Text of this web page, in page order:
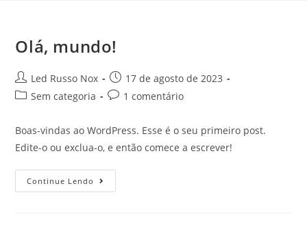
Olá, mundo!
Led Russo Nox
17 de agosto de 2023
Sem categoria
1 comentário
Boas-vindas ao WordPress. Esse é o seu primeiro post.
Edite-o ou exclua-o, e então comece a escrever!
Continue Lendo